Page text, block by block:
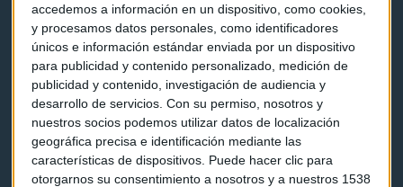
accedemos a información en un dispositivo, como cookies,
y procesamos datos personales, como identificadores
únicos e información estándar enviada por un dispositivo
para publicidad y contenido personalizado, medición de
publicidad y contenido, investigación de audiencia y
desarrollo de servicios. Con su permiso, nosotros y
nuestros socios podemos utilizar datos de localización
geográfica precisa e identificación mediante las
características de dispositivos. Puede hacer clic para
otorgarnos su consentimiento a nosotros y a nuestros 1538
Capital Radio
Noticias
Eventos